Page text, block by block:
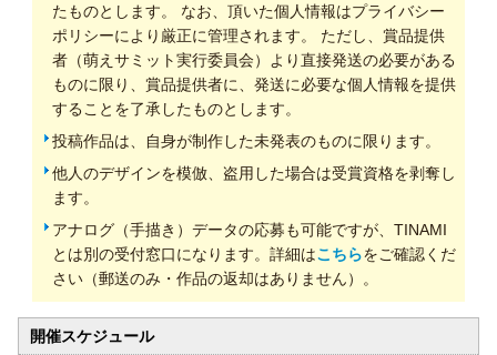
たものとします。 なお、頂いた個人情報はプライバシー
ポリシーにより厳正に管理されます。 ただし、賞品提供
者（萌えサミット実行委員会）より直接発送の必要がある
ものに限り、賞品提供者に、発送に必要な個人情報を提供
することを了承したものとします。
投稿作品は、自身が制作した未発表のものに限ります。
他人のデザインを模倣、盗用した場合は受賞資格を剥奪し
ます。
アナログ（手描き）データの応募も可能ですが、TINAMI
とは別の受付窓口になります。詳細はこちらをご確認くだ
さい（郵送のみ・作品の返却はありません）。
開催スケジュール